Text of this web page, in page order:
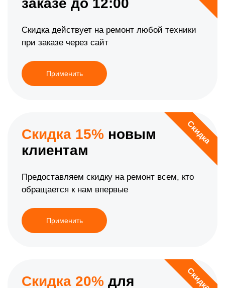
заказе до 12:00
Скидка действует на ремонт любой техники
при заказе через сайт
Применить
Скидка
Скидка 15% новым
клиентам
Предоставляем скидку на ремонт всем, кто
обращается к нам впервые
Применить
Скидка
Скидка 20% для